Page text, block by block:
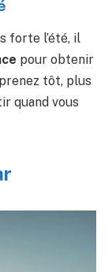
forte l’été, il
pour obtenir
tôt, plus
quand vous